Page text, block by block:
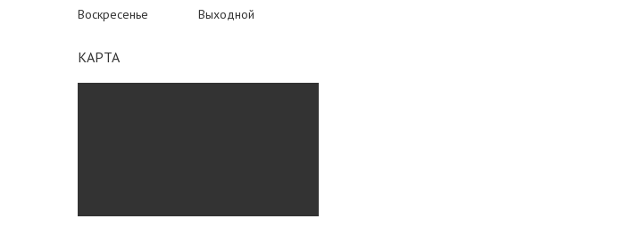
Воскресенье
Выходной
КАРТА